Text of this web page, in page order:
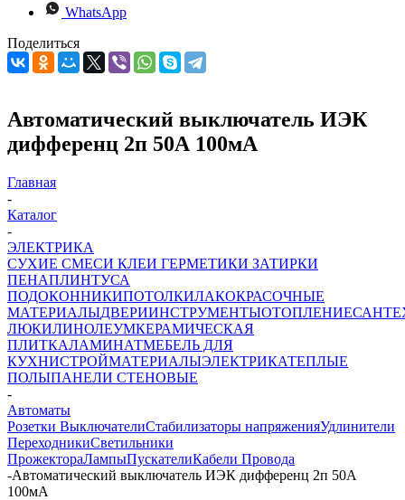
WhatsApp
Поделиться
Автоматический выключатель ИЭК
дифференц 2п 50А 100мА
Главная
-
Каталог
-
ЭЛЕКТРИКА
СУХИЕ СМЕСИ КЛЕИ ГЕРМЕТИКИ ЗАТИРКИ
ПЕНАПЛИНТУСА
ПОДОКОННИКИПОТОЛКИЛАКОКРАСОЧНЫЕ
МАТЕРИАЛЫДВЕРИИНСТРУМЕНТЫОТОПЛЕНИЕ
ЛЮКИЛИНОЛЕУМКЕРАМИЧЕСКАЯ
ПЛИТКАЛАМИНАТМЕБЕЛЬ ДЛЯ
КУХНИСТРОЙМАТЕРИАЛЫЭЛЕКТРИКАТЕПЛЫЕ
ПОЛЫПАНЕЛИ СТЕНОВЫЕ
-
Автоматы
Розетки ВыключателиСтабилизаторы напряженияУдлинители
ПереходникиСветильники
ПрожектораЛампыПускателиКабели Провода
-Автоматический выключатель ИЭК дифференц 2п 50А
100мА